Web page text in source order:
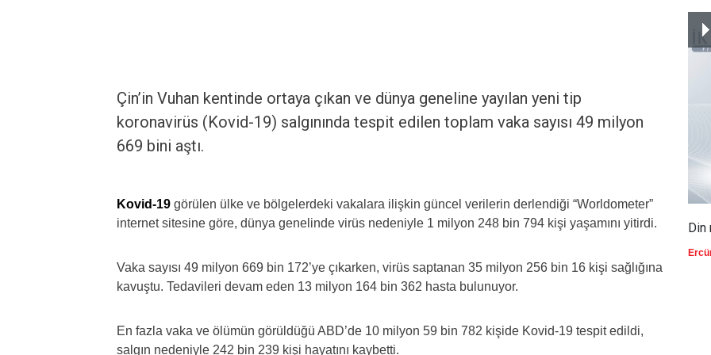
Çin’in Vuhan kentinde ortaya çıkan ve dünya geneline yayılan yeni tip
koronavirüs (Kovid-19) salgınında tespit edilen toplam vaka sayısı 49 milyon
669 bini aştı.
Kovid-19 görülen ülke ve bölgelerdeki vakalara ilişkin güncel verilerin derlendiği “Worldometer”
internet sitesine göre, dünya genelinde virüs nedeniyle 1 milyon 248 bin 794 kişi yaşamını yitirdi.
Vaka sayısı 49 milyon 669 bin 172’ye çıkarken, virüs saptanan 35 milyon 256 bin 16 kişi sağlığına
kavuştu. Tedavileri devam eden 13 milyon 164 bin 362 hasta bulunuyor.
En fazla vaka ve ölümün görüldüğü ABD’de 10 milyon 59 bin 782 kişide Kovid-19 tespit edildi,
salgın nedeniyle 242 bin 239 kişi hayatını kaybetti.
Din